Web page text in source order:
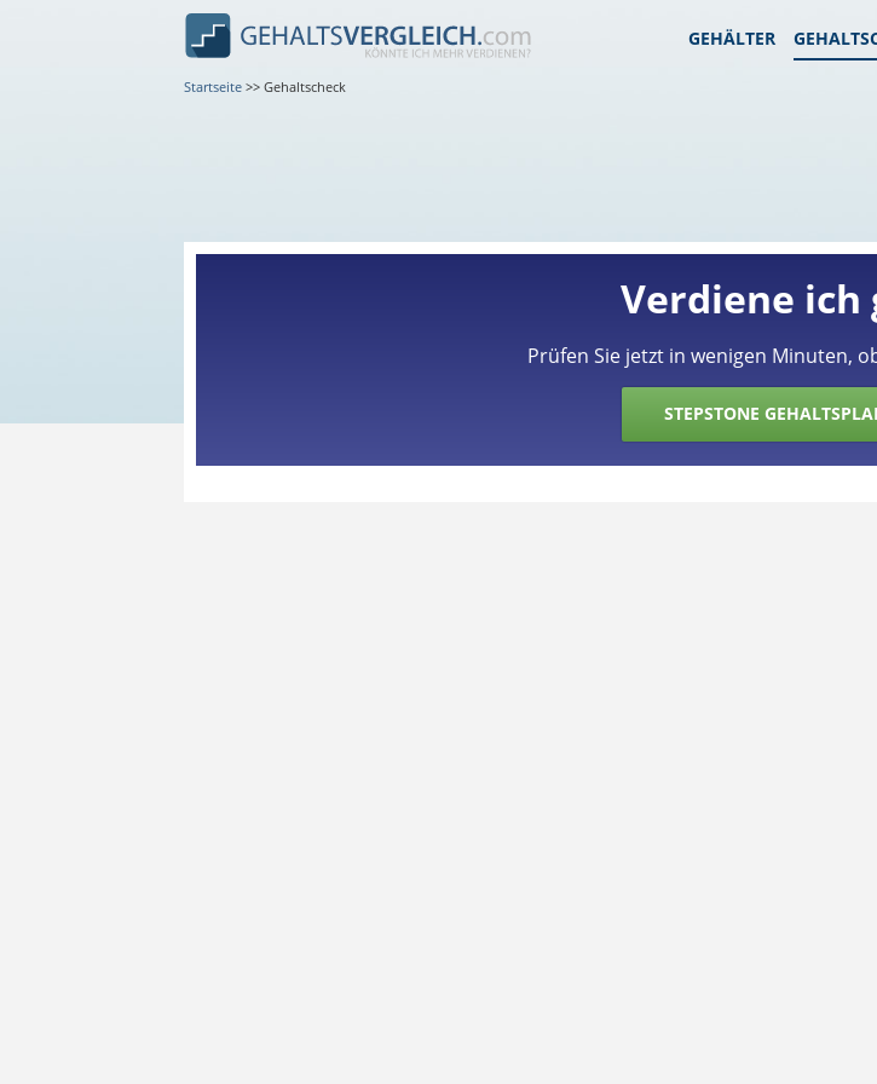
GEHÄLTER
Startseite >> Gehaltscheck
Verdiene ich
Prüfen Sie jetzt in wenigen Minuten,
STEPSTONE